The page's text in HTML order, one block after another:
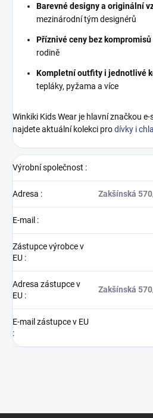
Barevné designy a originální
mezinárodní tým designérů
Příznivé ceny bez kompromisů
rodině
Kompletní outfity i jednotlivé
tepláky, pyžama a více
Winkiki Kids Wear je hlavní značkou
najdete aktuální kolekci prodívky i
Výrobní společnost :
Adresa : Zakšínská
E-mail :
Zástupce výrobce v
EU :
Adresa zástupce v
EU :
Zakšínská
E-mail zástupce v EU
: